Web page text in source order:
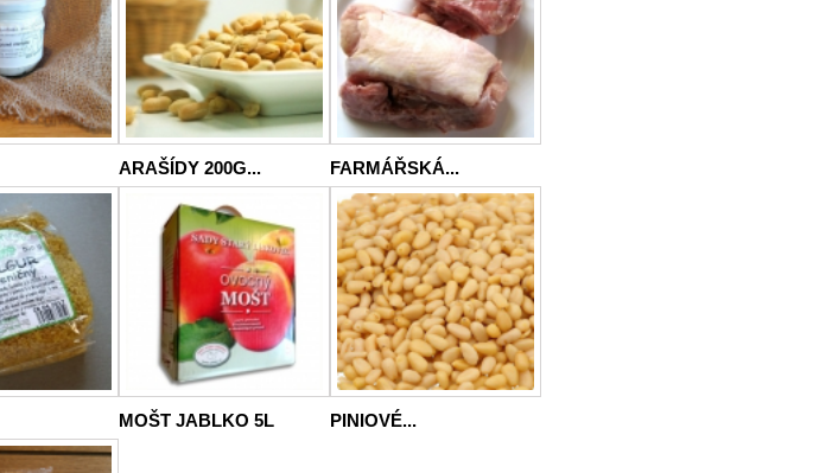
ARAŠÍDY 200G... FARMÁŘSKÁ...
MOŠT JABLKO 5L PINIOVÉ...